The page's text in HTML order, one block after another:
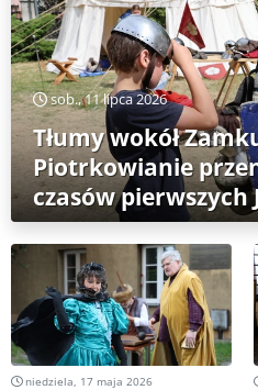
sob., 11 lipca 2026
Tłumy wokół
Piotrkowianie
czasów pierwszych
niedziela, 17 maja 2026